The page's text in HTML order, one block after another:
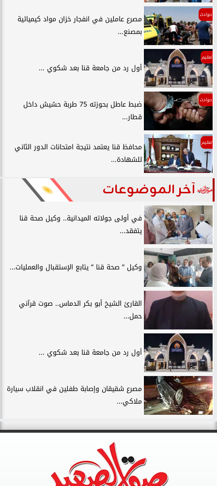
حوادث
مصرع عاملين في انفجار خزان مواد كيميائية
بمصنع...
تعليم
أول رد من جامعة قنا بعد شكوي ...
حوادث
ضبط عاطل بحوزته 75 طربة حشيش داخل
قطار...
تعليم
محافظ قنا يعتمد نتيجة امتحانات الدور الثاني
للشهادة...
آخر الموضوعات
في أولى جولاته الميدانية.. وكيل صحة قنا
يتفقد...
وكيل ” صحة قنا ” يتابع الإستقبال والعمليات...
القارئ الشيخ أبو بكر الدماس.. صوت قرآني
حمل...
أول رد من جامعة قنا بعد شكوي ...
مصرع شقيقان وإصابة طفلين في انقلاب سيارة
ملاكي...